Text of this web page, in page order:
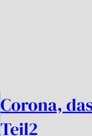
Corona,
Teil2